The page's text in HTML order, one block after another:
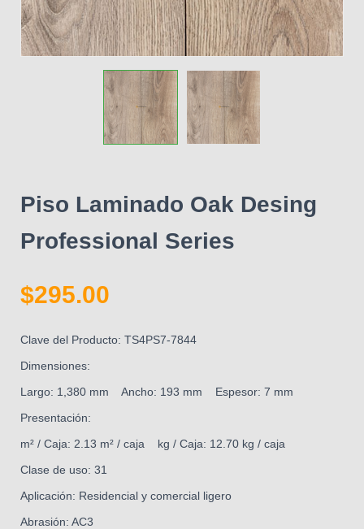
Piso Laminado Oak Desing
Professional Series
$295.00
Clave del Producto: TS4PS7-7844
Dimensiones:
Largo: 1,380 mm Ancho: 193 mm Espesor: 7 mm
Presentación:
m² / Caja: 2.13 m² / caja kg / Caja: 12.70 kg / caja
Clase de uso: 31
Aplicación: Residencial y comercial ligero
Abrasión: AC3